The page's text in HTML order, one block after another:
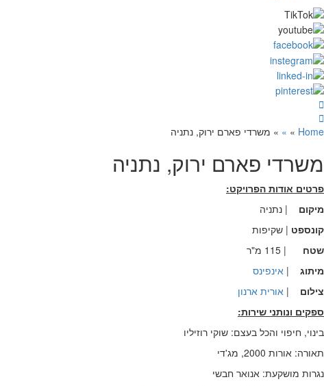
Home
»
»
» משרדי פארם ירוק, נתניה
משרדי פארם ירוק, נתניה
פרטים אודות הפרויקט:
מיקום | נתניה
קונספט | שקיפות
שטח | 115 מ"ר
מיתוג | אינפינס
צילום | אורית ארנון
ספקים ונותני שירות:
בינוי, חיפוי והכל בעצם: שוקי רוזיליו
תאורה: אורות 2000, מג'די
נגרות מושקעת: אנואר חבשי